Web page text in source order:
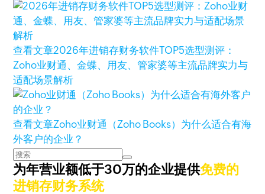
查看文章2026年进销存财务软件TOP5选型测评：
Zoho业财通、金蝶、用友、管家婆等主流品牌实力与
适配场景解析
查看文章Zoho业财通（Zoho Books）为什么适合有海
外客户的企业？
为年营业额低于30万的企业提供免费的
进销存财务系统